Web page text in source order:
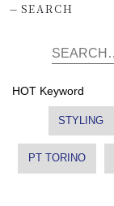
-SEARCH
HOT Keyword
STYLING
PT TORINO